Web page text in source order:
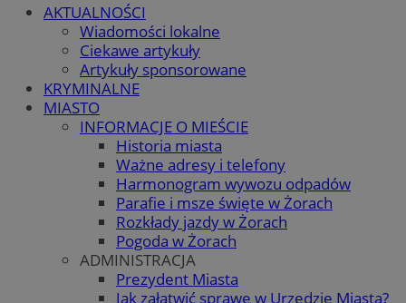
AKTUALNOŚCI
Wiadomości lokalne
Ciekawe artykuły
Artykuły sponsorowane
KRYMINALNE
MIASTO
INFORMACJE O MIEŚCIE
Historia miasta
Ważne adresy i telefony
Harmonogram wywozu odpadów
Parafie i msze święte w Żorach
Rozkłady jazdy w Żorach
Pogoda w Żorach
ADMINISTRACJA
Prezydent Miasta
Jak załatwić sprawę w Urzędzie Miasta?